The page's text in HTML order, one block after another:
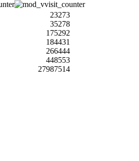
23273
35278
175292
184431
266444
448553
27987514